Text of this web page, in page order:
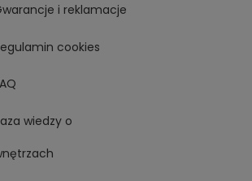
i reklamacje
cookies
wiedzy o